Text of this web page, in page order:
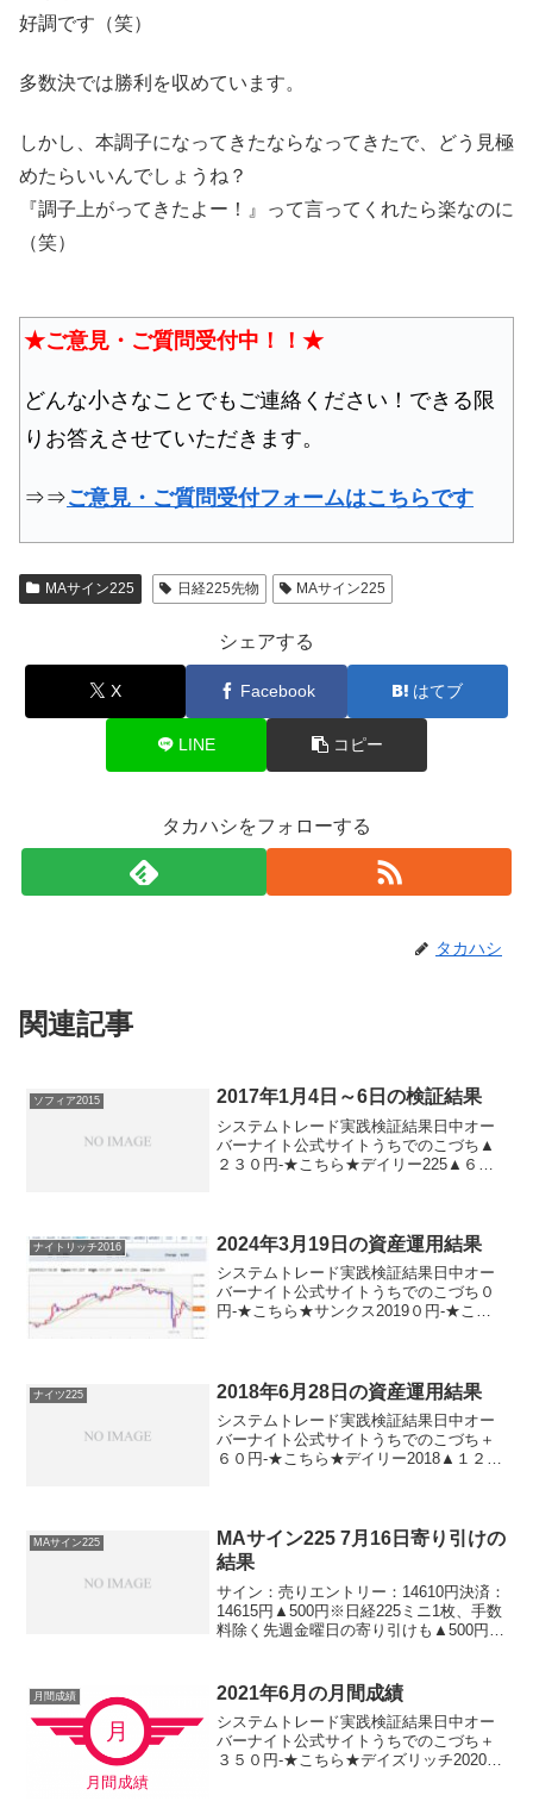
好調です（笑）
多数決では勝利を収めています。
しかし、本調子になってきたならなってきたで、どう見極
めたらいいんでしょうね？
『調子上がってきたよー！』って言ってくれたら楽なのに
（笑）
★ご意見・ご質問受付中！！★
どんな小さなことでもご連絡ください！できる限
りお答えさせていただきます。
⇒⇒ご意見・ご質問受付フォームはこちらです
MAサイン225 日経225先物 MAサイン225
シェアする
X Facebook はてブ
LINE コピー
タカハシをフォローする
タカハシ
関連記事
ソフィア2015 2017年1月4日～6日の検証結果
システムトレード実践検証結果日中オー
バーナイト公式サイトうちでのこづち▲
２３０円-★こちら★デイリー225▲６２
ザ・...
ナイトリッチ2016 2024年3月19日の資産運用結果
システムトレード実践検証結果日中オー
バーナイト公式サイトうちでのこづち０
円-★こちら★サンクス2019０円-★こち
ナイツ225 2018年6月28日の資産運用結果
システムトレード実践検証結果日中オー
バーナイト公式サイトうちでのこづち＋
６０円-★こちら★デイリー2018▲１２０
チ...
MAサイン225
MAサイン225 7月16日寄り引けの
結果
サイン：売りエントリー：14610円決済：
14615円▲500円※日経225ミニ1枚、手数
料除く先週金曜日の寄り引けも▲500円で
り切っていきましょ。
月間成績 2021年6月の月間成績
システムトレード実践検証結果日中オー
バーナイト公式サイトうちでのこづち＋
３５０円-★こちら★デイズリッチ2020▲